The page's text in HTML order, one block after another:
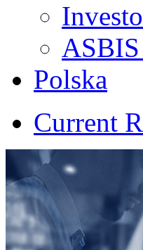
Polska
Current